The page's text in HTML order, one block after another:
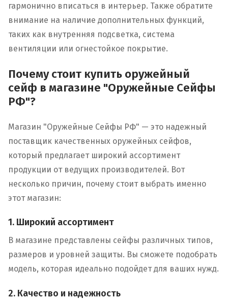
гармонично вписаться в интерьер. Также обратите
внимание на наличие дополнительных функций,
таких как внутренняя подсветка, система
вентиляции или огнестойкое покрытие.
Почему стоит купить оружейный
сейф в магазине "Оружейные Сейфы
РФ"?
Магазин "Оружейные Сейфы РФ" — это надежный
поставщик качественных оружейных сейфов,
который предлагает широкий ассортимент
продукции от ведущих производителей. Вот
несколько причин, почему стоит выбрать именно
этот магазин:
1. Широкий ассортимент
В магазине представлены сейфы различных типов,
размеров и уровней защиты. Вы сможете подобрать
модель, которая идеально подойдет для ваших нужд.
2. Качество и надежность